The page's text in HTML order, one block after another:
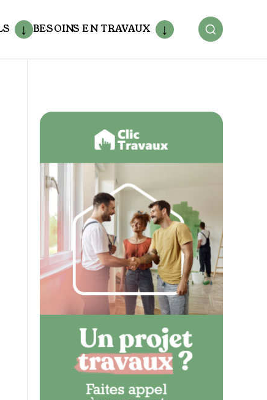
BESOINS EN TRAVAUX